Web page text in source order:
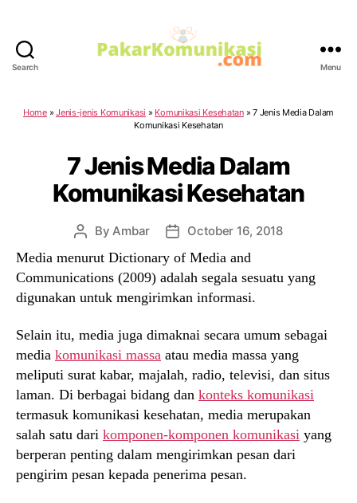
Search Menu
Home»Jenis-jenis Komunikasi » Komunikasi Kesehatan»7 Jenis Media Dalam
Komunikasi Kesehatan
7 Jenis Media Dalam
Komunikasi Kesehatan
Post
author
ByAmbar
Post
date
October 16, 2018
Media menurut Dictionary of Media and
Communications (2009) adalah segala sesuatu yang
digunakan untuk mengirimkan informasi.
Selain itu, media juga dimaknai secara umum sebagai
media komunikasi massa atau media massa yang
meliputi surat kabar, majalah, radio, televisi, dan situs
laman. Di berbagai bidang dan konteks komunikasi
termasuk komunikasi kesehatan, media merupakan
salah satu dari komponen-komponen komunikasi yang
berperan penting dalam mengirimkan pesan dari
pengirim pesan kepada penerima pesan.